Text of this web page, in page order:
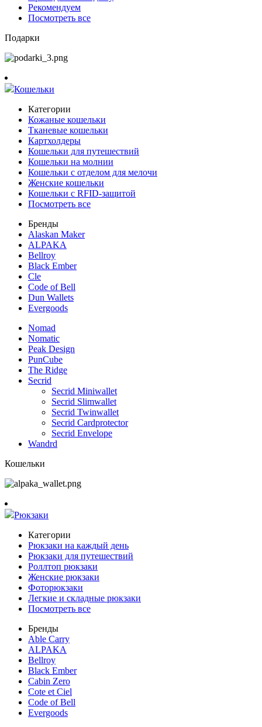
Рекомендуем
Посмотреть все
Подарки
Кошельки
Категории
Кожаные кошельки
Тканевые кошельки
Картхолдеры
Кошельки для путешествий
Кошельки на молнии
Кошельки с отделом для мелочи
Женские кошельки
Кошельки с RFID-защитой
Посмотреть все
Бренды
Alaskan Maker
ALPAKA
Bellroy
Black Ember
Cle
Code of Bell
Dun Wallets
Evergoods
Nomad
Nomatic
Peak Design
PunCube
The Ridge
Secrid
Secrid Miniwallet
Secrid Slimwallet
Secrid Twinwallet
Secrid Cardprotector
Secrid Envelope
Wandrd
Кошельки
Рюкзаки
Категории
Рюкзаки на каждый день
Рюкзаки для путешествий
Роллтоп рюкзаки
Женские рюкзаки
Фоторюкзаки
Легкие и складные рюкзаки
Посмотреть все
Бренды
Able Carry
ALPAKA
Bellroy
Black Ember
Cabin Zero
Cote et Ciel
Code of Bell
Evergoods